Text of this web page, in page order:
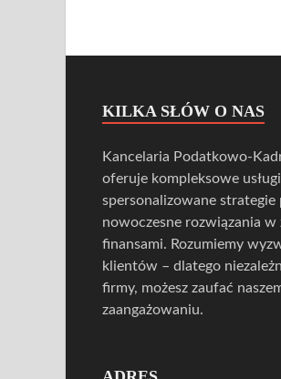
KILKA SŁÓW O NAS
Kancelaria Podatkowo-
oferuje kompleksowe
spersonalizowane
nowoczesne rozwiązania w
finansami. Rozumiemy
klientów – dlatego
firmy, możesz zaufać
zaangażowaniu.